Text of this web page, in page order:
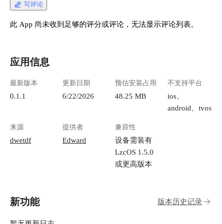
写评论
此 App 尚未收到足够的评分或评论，无法显示评论列表。
应用信息
最新版本
0.1.1
更新日期
6/22/2026
预估安装占用
48.25 MB
不支持平台
ios、
android、tvos
来源
dwetdf
提供者
Edward
兼容性
设备需装有
LzcOS 1.5.0
或更高版本
新功能 版本历史记录